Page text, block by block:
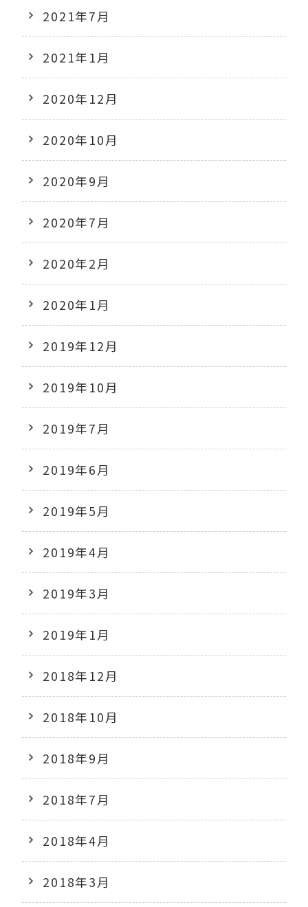
2021年7月
2021年1月
2020年12月
2020年10月
2020年9月
2020年7月
2020年2月
2020年1月
2019年12月
2019年10月
2019年7月
2019年6月
2019年5月
2019年4月
2019年3月
2019年1月
2018年12月
2018年10月
2018年9月
2018年7月
2018年4月
2018年3月